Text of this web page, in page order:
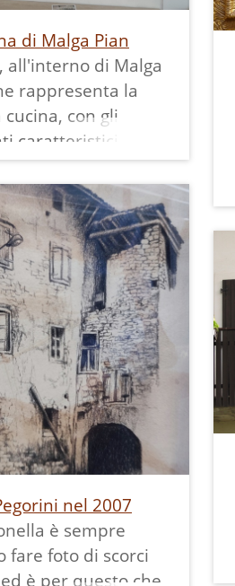
di Malga Pian
all'interno di Malga
rappresenta la
cucina, con gli
caratteristici di
di una volta,
da pastore
che la
è stata realizzata a
su indicazioni
di Enzo Comai.
la
della cucina
nel 2007
è sempre
fare foto di scorci
è per questo che